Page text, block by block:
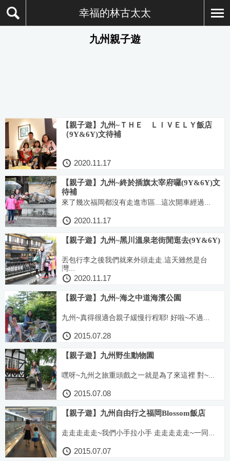
幸福的林古太太
九州親子遊
【親子遊】九州~ＴＨＥ ＬＩＶＥＬＹ飯店
（9Y&6Y)文待補
2020.11.17
【親子遊】九州~終於插旗太宰府囉(9Y&6Y)文
待補
來了幾次福岡都沒有走進市區...這次開車經過...
2020.11.17
【親子遊】九州~黑川溫泉老街閒逛去(9Y&6Y)
丟包行李之後我們就來外頭走走.這天雖然是台
灣...
2020.11.17
【親子遊】九州~海之中道海濱公園
九州~真得很適合親子緩慢行程耶! 好啦~不過...
2015.07.28
【親子遊】九州野生動物園
嘿呀~九州之旅重頭戲之一就是為了來這裡 對~...
2015.07.08
【親子遊】九州自由行之福岡Blossom飯店
走走走走走~我們小手拉小手 走走走走走~一同...
2015.07.07